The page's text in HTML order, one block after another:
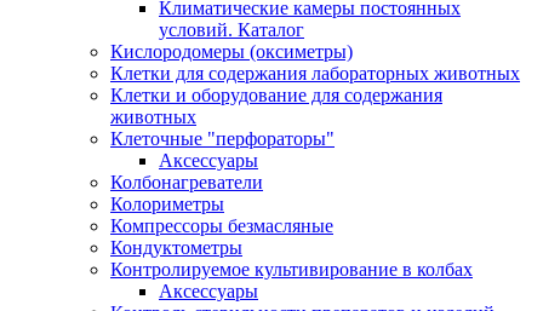
Климатические камеры постоянных
условий. Каталог
Кислородомеры (оксиметры)
Клетки для содержания лабораторных животных
Клетки и оборудование для содержания
животных
Клеточные "перфораторы"
Аксессуары
Колбонагреватели
Колориметры
Компрессоры безмасляные
Кондуктометры
Контролируемое культивирование в колбах
Аксессуары